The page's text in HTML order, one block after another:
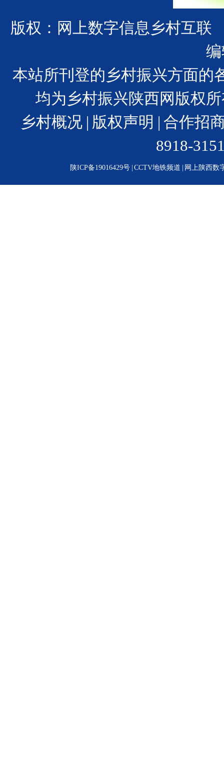
版权：网上数字信息乡村互
本站所刊登的乡村振兴方面的
均为乡村振兴陕西网版权
乡村概况 | 版权声明 |合作招
8918-
陕ICP备19016429号 |CCTV地铁频道 | 网上陕西数